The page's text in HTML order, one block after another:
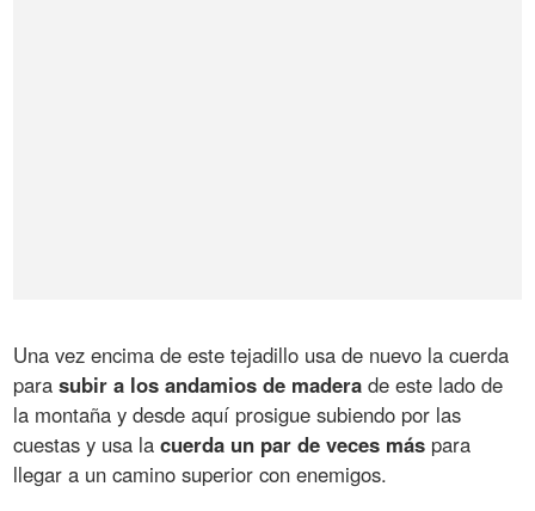
Una vez encima de este tejadillo usa de nuevo la cuerda
parasubir a los andamios de madera de este lado de
la montaña y desde aquí prosigue subiendo por las
cuestas y usa lacuerda un par de veces más para
llegar a un camino superior con enemigos.